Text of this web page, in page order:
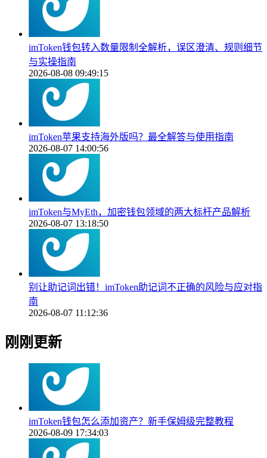
imToken钱包转入数量限制全解析，误区澄清、规则细节
与实操指南
2026-08-08 09:49:15
imToken苹果支持海外版吗？最全解答与使用指南
2026-08-07 14:00:56
imToken与MyEth，加密钱包领域的两大标杆产品解析
2026-08-07 13:18:50
别让助记词出错！imToken助记词不正确的风险与应对指
南
2026-08-07 11:12:36
刚刚更新
imToken钱包怎么添加资产？新手保姆级完整教程
2026-08-09 17:34:03